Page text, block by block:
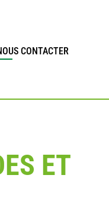
CONTACTER
ET